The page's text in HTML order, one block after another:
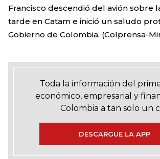
Francisco descendió del avión sobre
tarde en Catam e inició un saludo
Gobierno de Colombia. (Colprensa-
Toda la información del
económico, empresarial y
Colombia a tan solo un
DESCARGUE LA APP